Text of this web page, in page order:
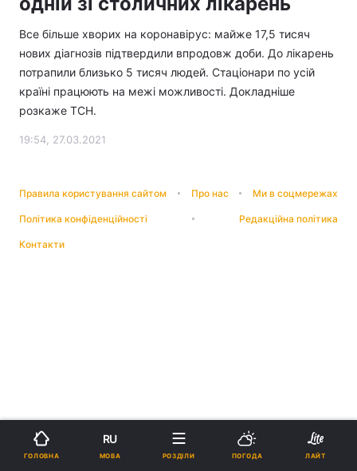
Все більше хворих на коронавірус: майже 17,5 тисяч
нових діагнозів підтвердили впродовж доби. До лікарень
потрапили близько 5 тисяч людей. Стаціонари по усій
країні працюють на межі можливості. Докладніше
розкаже ТСН.
19:54, 27.03.2021
Правила користування сайтом Про нас Ми в соцмережах
Політика конфіденційності Редакційна політика
Контакти
ГОЛОВНА
RU
МОВА РОЗДІЛИ ПОГОДА ЛАЙТ